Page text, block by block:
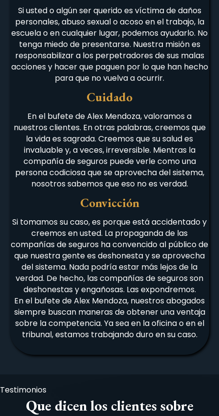
Si usted o algún ser querido es víctima de daños
personales, abuso sexual o acoso en el trabajo, la
escuela o en cualquier lugar, podemos ayudarlo. No
tenga miedo de presentarse. Nuestra misión es
responsabilizar a los perpetradores de sus malas
acciones y hacer que paguen por lo que han hecho
para que no vuelva a ocurrir.
Cuidado
En el bufete de Alex Mendoza, valoramos a
nuestros clientes. En otras palabras, creemos que
la vida es sagrada. Creemos que su salud es
invaluable y, a veces, irreversible. Mientras la
compañía de seguros puede verle como una
persona codiciosa que se aprovecha del sistema,
nosotros sabemos que eso no es verdad.
Convicción
Si tomamos su caso, es porque está accidentado y
creemos en usted. La propaganda de las
compañías de seguros ha convencido al público de
que nuestra gente es deshonesta y se aprovecha
del sistema. Nada podría estar más lejos de la
verdad. De hecho, las compañías de seguros son
deshonestas y engañosas. Las expondremos.
En el bufete de Alex Mendoza, nuestros abogados
siempre buscan maneras de obtener una ventaja
sobre la competencia. Ya sea en la oficina o en el
tribunal, estamos trabajando duro en su caso.
Testimonios
Que dicen los clientes sobre